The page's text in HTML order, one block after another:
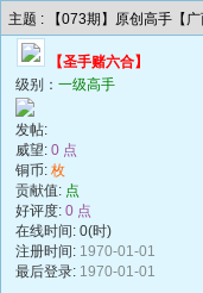
主题 : 【073期】原创高手【
【圣手赌六合】
级别： 一级高手
发帖:
威望: 0 点
铜币: 枚
贡献值: 点
好评度: 0 点
在线时间: 0(时)
注册时间: 1970-01-01
最后登录: 1970-01-01